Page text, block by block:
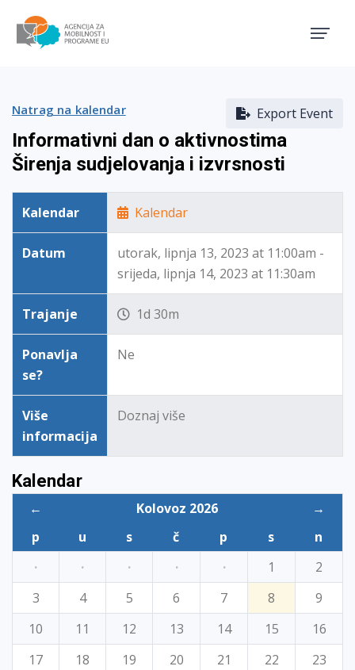
Export Event
Natrag na kalendar
Informativni dan o aktivnostima
Širenja sudjelovanja i izvrsnosti
Kalendar Kalendar
Datum
utorak, lipnja 13, 2023 at 11:00am -
srijeda, lipnja 14, 2023 at 11:30am
Trajanje 1d 30m
Ponavlja
se?
Ne
Više
informacija
Doznaj više
Kalendar
← Kolovoz 2026
→
p
u s č p s
n
·
· · · · 1
2
3
4 5 6 7 8
9
10
11 12 13 14 15
16
17
18 19 20 21 22
23